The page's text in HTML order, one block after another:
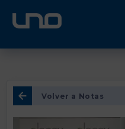
ÚNETE A UNO LOGÍSTICA
Volver a Notas